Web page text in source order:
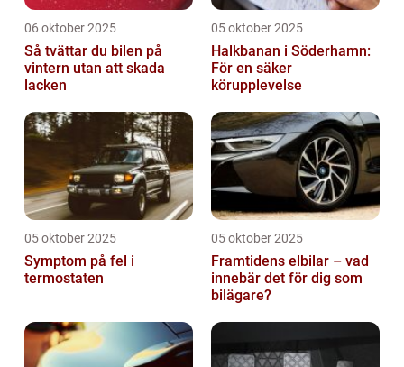
06 oktober 2025
Så tvättar du bilen på
vintern utan att skada
lacken
05 oktober 2025
Halkbanan i Söderhamn:
För en säker
körupplevelse
05 oktober 2025
Symptom på fel i
termostaten
05 oktober 2025
Framtidens elbilar – vad
innebär det för dig som
bilägare?